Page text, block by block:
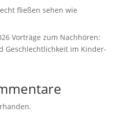
fließen sehen wie
Vorträge zum Nachhören:
Geschlechtlichkeit im Kinder-